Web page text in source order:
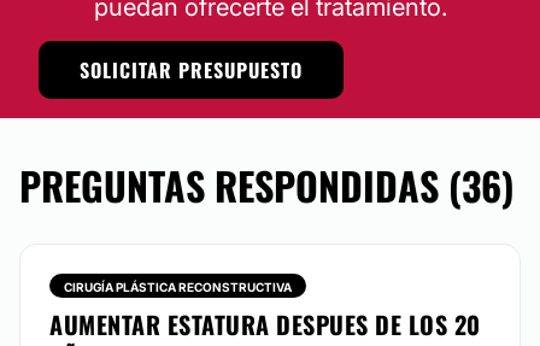
puedan ofrecerte el tratamiento.
SOLICITAR PRESUPUESTO
PREGUNTAS RESPONDIDAS (36)
CIRUGÍA PLÁSTICA RECONSTRUCTIVA
AUMENTAR ESTATURA DESPUES DE LOS 20